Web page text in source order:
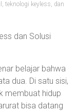
teknologi keyless, dan
dan Solusi
belajar bahwa
dua. Di satu sisi,
membuat hidup
bisa datang